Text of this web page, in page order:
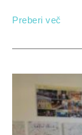
Preberi več